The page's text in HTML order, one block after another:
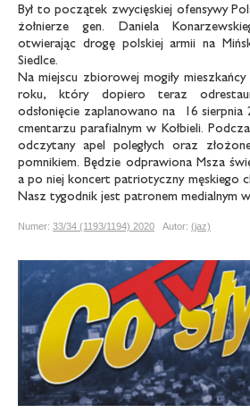
Był to początek zwycięskiej ofensywy
żołnierze gen. Daniela
otwierając drogę polskiej armii na
Siedlce.
Na miejscu zbiorowej mogiły
roku, który dopiero teraz
odsłonięcie zaplanowano na 16 sierpnia
cmentarzu parafialnym w Kołbieli.
odczytany apel poległych oraz
pomnikiem. Będzie odprawiona Msza
a po niej koncert patriotyczny męskiego
Nasz tygodnik jest patronem medialnym
Numer: 33/34 (1193/1194) 2020 Autor: (jaz)